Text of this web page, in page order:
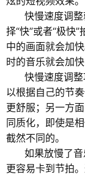
快慢速度调整
择“快”或者“极快
中的画面就会加
时的音乐就会加
快慢速度调整
以根据自己的节
更舒服；另一方
同质化，即使是
截然不同的。
如果放慢了音
更容易卡到节拍